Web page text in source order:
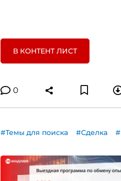
В КОНТЕНТ ЛИСТ
0
#Темы для поиска #Сделка